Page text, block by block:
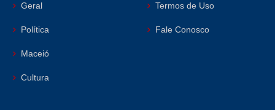
Geral
Política
Maceió
Cultura
Termos de Uso
Fale Conosco